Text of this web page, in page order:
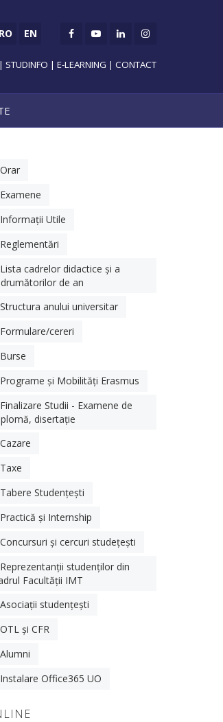
RO EN
| STUDINFO | E-LEARNING | CONTACT
Orar
Examene
Informații Utile
Reglementări
Lista cadrelor didactice și a
de an
Structura anului universitar
Formulare/cereri
Burse
Programe și Mobilități Erasmus
Finalizare Studii - Examene de
disertație
Cazare
Taxe
Tabere Studențești
Practică și Internship
Concursuri și cercuri studețești
Reprezentanții studenților din
Facultății IMT
Asociații studențești
OTL și CFR
Alumni
Instalare Office365 UO